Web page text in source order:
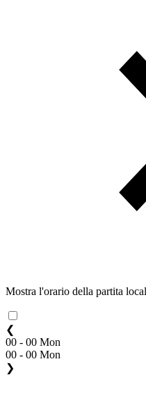
Mostra l'orario della partita
❮
00 - 00 Mon
00 - 00 Mon
❯